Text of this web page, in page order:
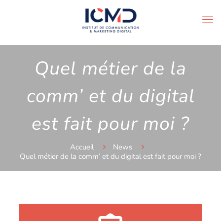
Quel métier de la
comm’ et du digital
est fait pour moi ?
Accueil
News
Quel métier de la comm’ et du digital est fait pour moi ?